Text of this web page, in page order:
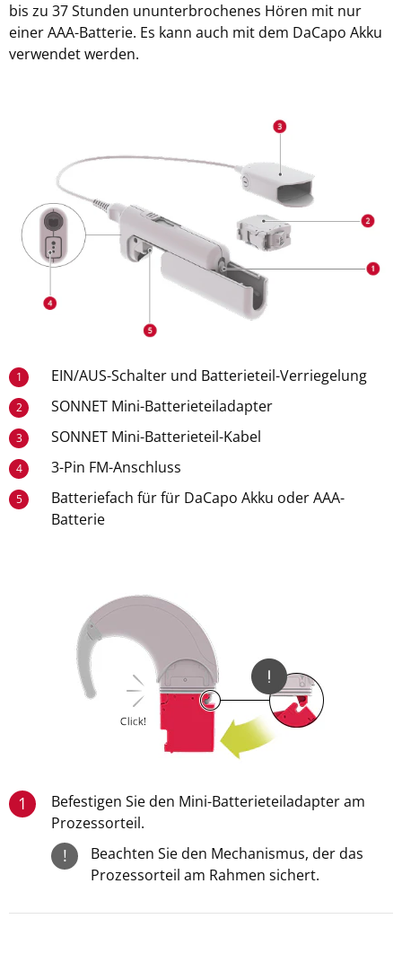
bis zu 37 Stunden ununterbrochenes Hören mit nur
einer AAA-Batterie. Es kann auch mit dem DaCapo Akku
verwendet werden.
1 EIN/AUS-Schalter und Batterieteil-Verriegelung
2 SONNET Mini-Batterieteiladapter
3 SONNET Mini-Batterieteil-Kabel
4 3-Pin FM-Anschluss
5
Batteriefach für für DaCapo Akku oder AAA-
Batterie
1
Befestigen Sie den Mini-Batterieteiladapter am
Prozessorteil.
!
Beachten Sie den Mechanismus, der das
Prozessorteil am Rahmen sichert.